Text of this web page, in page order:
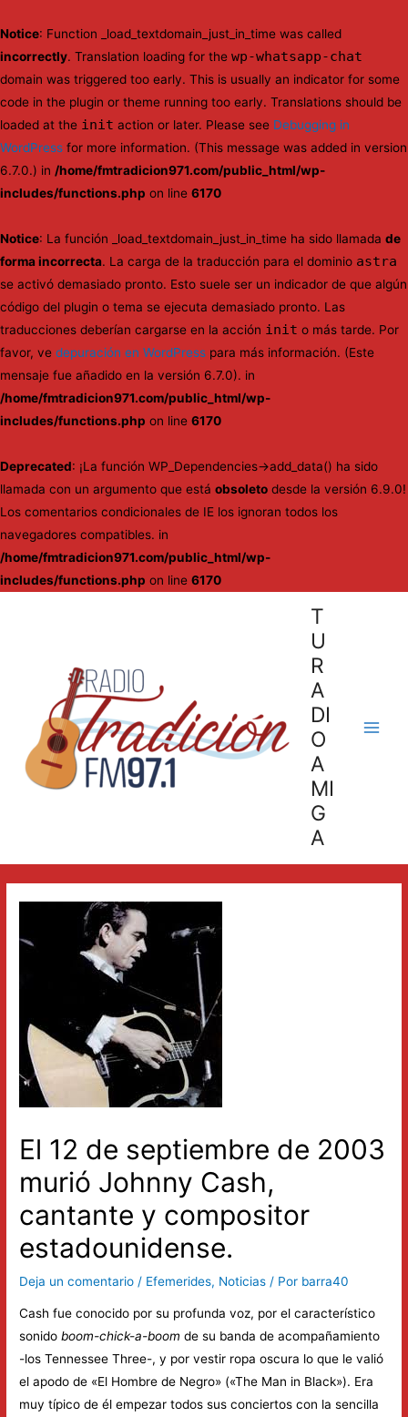
Notice: Function _load_textdomain_just_in_time was called
incorrectly. Translation loading for the wp-whatsapp-chat
domain was triggered too early. This is usually an indicator for some
code in the plugin or theme running too early. Translations should be
loaded at the init action or later. Please see Debugging in
WordPress for more information. (This message was added in version
6.7.0.) in /home/fmtradicion971.com/public_html/wp-
includes/functions.php on line 6170
Notice: La función _load_textdomain_just_in_time ha sido llamada de
forma incorrecta. La carga de la traducción para el dominio astra
se activó demasiado pronto. Esto suele ser un indicador de que algún
código del plugin o tema se ejecuta demasiado pronto. Las
traducciones deberían cargarse en la acción init o más tarde. Por
favor, ve depuración en WordPress para más información. (Este
mensaje fue añadido en la versión 6.7.0). in
/home/fmtradicion971.com/public_html/wp-
includes/functions.php on line 6170
Deprecated: ¡La función WP_Dependencies->add_data() ha sido
llamada con un argumento que está obsoleto desde la versión 6.9.0!
Los comentarios condicionales de IE los ignoran todos los
navegadores compatibles. in
/home/fmtradicion971.com/public_html/wp-
includes/functions.php on line 6170
T
U
R
A
DI
O
A
MI
G
A
El 12 de septiembre de 2003
murió Johnny Cash,
cantante y compositor
estadounidense.
Deja un comentario / Efemerides, Noticias / Por barra40
Cash fue conocido por su profunda voz, por el característico
sonidoboom-chick-a-boom de su banda de acompañamiento
-los Tennessee Three-, y por vestir ropa oscura lo que le valió
el apodo de «El Hombre de Negro» («The Man in Black»). Era
muy típico de él empezar todos sus conciertos con la sencilla